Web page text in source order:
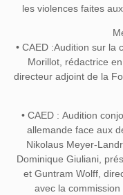
les violences faites
• CAED :Audition sur la
Morillot, rédactrice
directeur adjoint de la
• CAED : Audition
allemande face aux
Nikolaus Meyer-
Dominique Giuliani,
et Guntram Wolff,
avec la